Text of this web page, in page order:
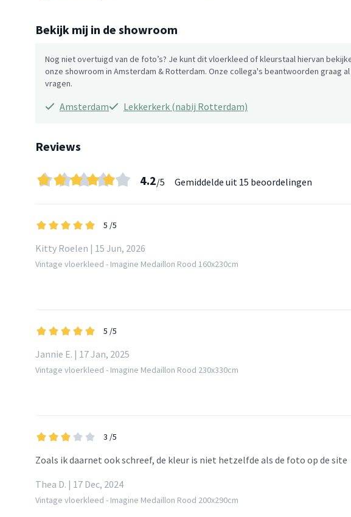
Bekijk mij in de showroom
Nog niet overtuigd van de foto’s? Je kunt dit vloerkleed of kleurstaal hiervan
onze showroom in Amsterdam & Rotterdam. Onze collega's beantwoorden graag al
vragen.
Amsterdam Lekkerkerk (nabij Rotterdam)
Reviews
4.2/5 Gemiddelde uit 15 beoordelingen
5 /5
Kitty Roelen | 15 Jun, 2026
Vintage vloerkleed - Imagine Medaillon Rood 160x230cm
5 /5
Jannie E. | 17 Jan, 2025
Vintage vloerkleed - Imagine Medaillon Rood 230x330cm
3 /5
Zoals ik daarnet ook schreef, de kleur is niet hetzelfde als de foto op de site
Thea D. | 17 Dec, 2024
Vintage vloerkleed - Imagine Medaillon Rood 200x290cm